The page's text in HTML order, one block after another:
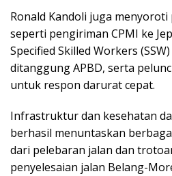
Ronald Kandoli juga
seperti pengiriman CPMI ke
Specified Skilled Workers
ditanggung APBD, serta
untuk respon darurat cepat.
Infrastruktur dan kesehatan
berhasil menuntaskan
dari pelebaran jalan dan
penyelesaian jalan Belang-